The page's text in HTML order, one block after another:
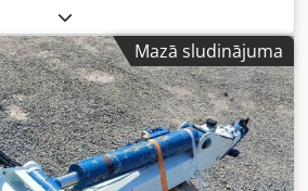
Mazā sludinājuma